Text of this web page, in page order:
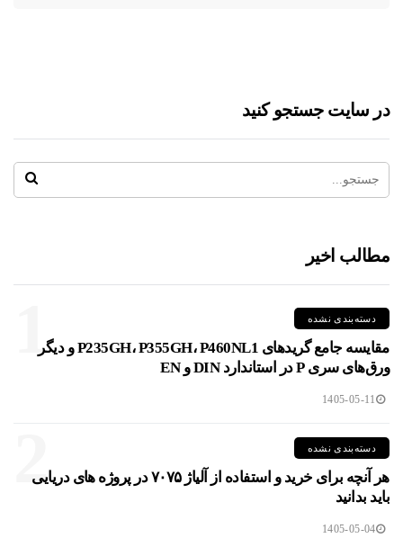
در سایت جستجو کنید
مطالب اخیر
1 دسته‌بندی نشده
مقایسه جامع گریدهای P235GH، P355GH، P460NL1 و دیگر
ورق‌های سری P در استاندارد DIN و EN
1405-05-11
2 دسته‌بندی نشده
هر آنچه برای خرید و استفاده از آلیاژ ۷۰۷۵ در پروژه های دریایی
باید بدانید
1405-05-04